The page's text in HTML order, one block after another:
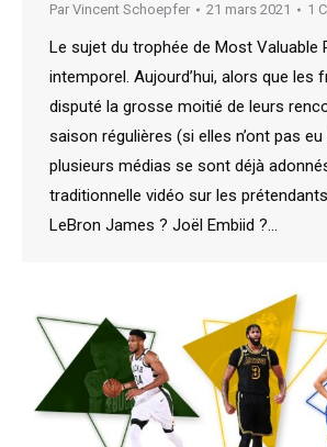
Par Vincent Schoepfer 21 mars 2021 1
Le sujet du trophée de Most Valuable
intemporel. Aujourd’hui, alors que les
disputé la grosse moitié de leurs
saison régulières (si elles n’ont pas
plusieurs médias se sont déjà
traditionnelle vidéo sur les
LeBron James ? Joël Embiid ?…